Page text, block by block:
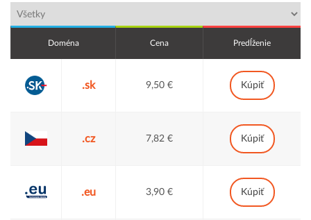
Doména Cena Predĺženie
.sk 9,50 € Kúpiť
.cz 7,82 € Kúpiť
.eu 3,90 € Kúpiť